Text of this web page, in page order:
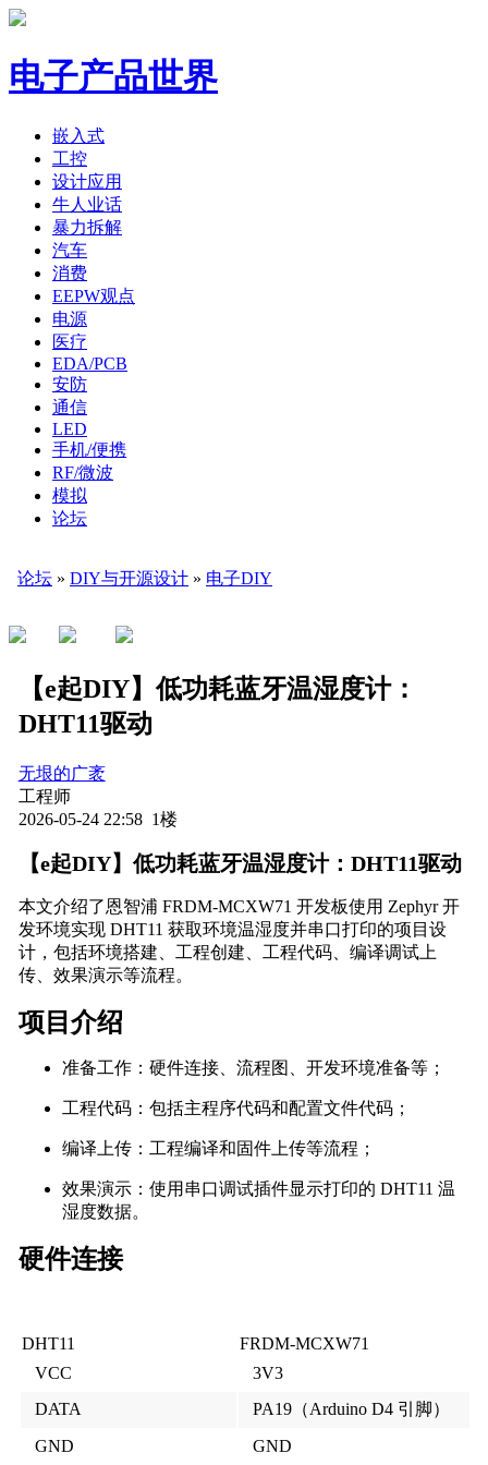
电子产品世界
嵌入式
工控
设计应用
牛人业话
暴力拆解
汽车
消费
EEPW观点
电源
医疗
EDA/PCB
安防
通信
LED
手机/便携
RF/微波
模拟
论坛
论坛 » DIY与开源设计 » 电子DIY
【e起DIY】低功耗蓝牙温湿度计：
DHT11驱动
无垠的广袤
工程师
2026-05-24 22:58 1楼
【e起DIY】低功耗蓝牙温湿度计：DHT11驱动
本文介绍了恩智浦 FRDM-MCXW71 开发板使用 Zephyr 开
发环境实现 DHT11 获取环境温湿度并串口打印的项目设
计，包括环境搭建、工程创建、工程代码、编译调试上
传、效果演示等流程。
项目介绍
准备工作：硬件连接、流程图、开发环境准备等；
工程代码：包括主程序代码和配置文件代码；
编译上传：工程编译和固件上传等流程；
效果演示：使用串口调试插件显示打印的 DHT11 温
湿度数据。
硬件连接
DHT11
FRDM-MCXW71
VCC
3V3
DATA
PA19（Arduino D4 引脚）
GND
GND